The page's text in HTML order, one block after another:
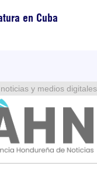
en Cuba
y medios digitales